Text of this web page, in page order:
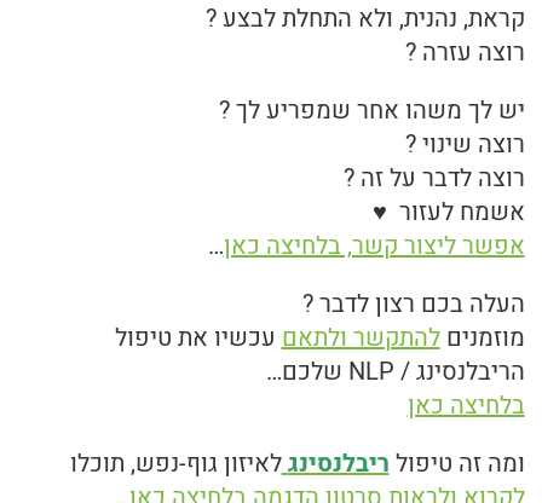
קראת, נהנית, ולא התחלת לבצע ?
רוצה עזרה ?
יש לך משהו אחר שמפריע לך ?
רוצה שינוי ?
רוצה לדבר על זה ?
אשמח לעזור ♥
אפשר ליצור קשר, בלחיצה כאן…
העלה בכם רצון לדבר ?
מוזמניםלהתקשר ולתאםעכשיו את טיפול
הריבלנסינג / NLP שלכם…
בלחיצה כאן
ומה זה טיפולריבלנסינגלאיזון גוף-נפש, תוכלו